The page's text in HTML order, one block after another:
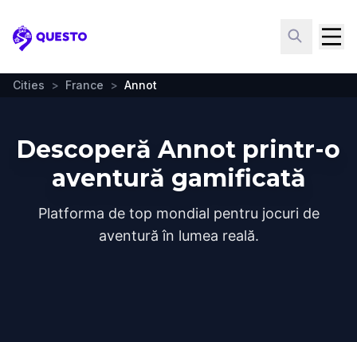
Questo
Cities > France > Annot
Descoperă Annot printr-o
aventură gamificată
Platforma de top mondial pentru jocuri de
aventură în lumea reală.